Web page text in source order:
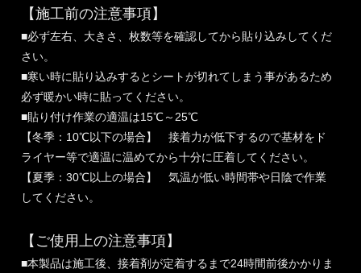
【施工前の注意事項】
■必ず左右、大きさ、枚数等を確認してから貼り込みしてくだ
さい。
■寒い時に貼り込みするとシートが切れてしまう事があるため
必ず暖かい時に貼ってください。
■貼り付け作業の適温は15℃～25℃
【冬季：10℃以下の場合】 接着力が低下するので基材をド
ライヤー等で適温に温めてから十分に圧着してください。
【夏季：30℃以上の場合】 気温が低い時間帯や日陰で作業
してください。
【ご使用上の注意事項】
■本製品は施工後、接着剤が定着するまで24時間前後かかりま